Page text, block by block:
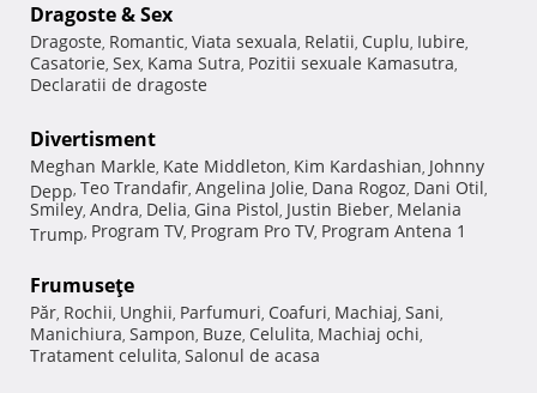
Dragoste & Sex
Dragoste, Romantic, Viata sexuala, Relatii, Cuplu, Iubire,
Casatorie, Sex, Kama Sutra, Pozitii sexuale Kamasutra,
Declaratii de dragoste
Divertisment
Meghan Markle, Kate Middleton, Kim Kardashian, Johnny
Depp, Teo Trandafir, Angelina Jolie, Dana Rogoz, Dani Otil,
Smiley, Andra, Delia, Gina Pistol, Justin Bieber, Melania
Trump, Program TV, Program Pro TV, Program Antena 1
Frumuseţe
Păr, Rochii, Unghii, Parfumuri, Coafuri, Machiaj, Sani,
Manichiura, Sampon, Buze, Celulita, Machiaj ochi,
Tratament celulita, Salonul de acasa